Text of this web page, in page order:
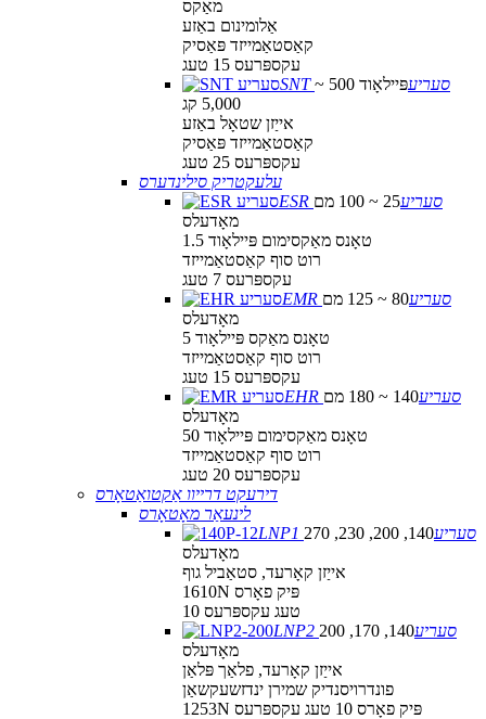
מאַקס
אַלומינום באַזע
קאַסטאַמייזד פּאַסיק
עקספּרעס 15 טעג
SNT סעריע
פּיילאָוד 500 ~
5,000 קג
אייַזן שטאָל באַזע
קאַסטאַמייזד פּאַסיק
עקספּרעס 25 טעג
עלעקטריק סילינדערס
ESR סעריע
25 ~ 100 מם
מאָדעלס
1.5 טאָנס מאַקסימום פּיילאָוד
רוט סוף קאַסטאַמייזד
עקספּרעס 7 טעג
EMR סעריע
80 ~ 125 מם
מאָדעלס
5 טאָנס מאַקס פּיילאָוד
רוט סוף קאַסטאַמייזד
עקספּרעס 15 טעג
EHR סעריע
140 ~ 180 מם
מאָדעלס
50 טאָנס מאַקסימום פּיילאָוד
רוט סוף קאַסטאַמייזד
עקספּרעס 20 טעג
דירעקט דרייוו אַקטואַטאָרס
לינעאַר מאָטאָרס
LNP1 סעריע
140, 200, 230, 270
מאָדעלס
אייַזן קאָרעד, סטאַביל גוף
1610N פּיק פאָרס
10 טעג עקספּרעס
LNP2 סעריע
140, 170, 200
מאָדעלס
אייַזן קאָרעד, פלאַך פּלאַן
פונדרויסנדיק שמירן ינדזשעקשאַן
1253N פּיק פאָרס 10 טעג עקספּרעס